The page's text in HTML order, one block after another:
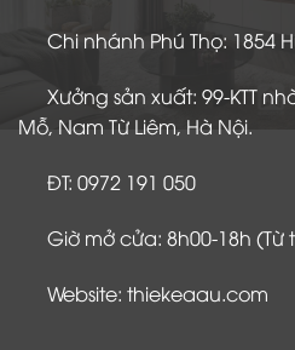
Chi nhánh Phú Thọ: 1854
Xưởng sản xuất: 99-KTT
Mỗ, Nam Từ Liêm, Hà Nội.
ĐT: 0972 191 050
Giờ mở cửa: 8h00-18h (Từ
Website: thiekeaau.com